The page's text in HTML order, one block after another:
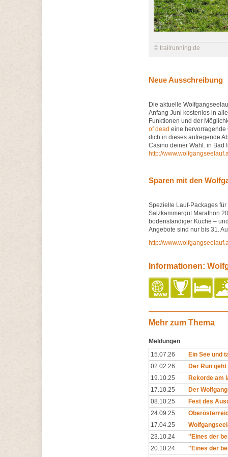
© trailrunning.de
Neue Ausschreibung
Die aktuelle
Anfang Juni kostenlos in
Funktionen und der
of dead eine hervorragende
dich in dieses aufregende
Casino deiner Wahl. in Bad
http://
Sparen mit den
Spezielle Lauf‐Packages
Salzkammergut Marathon
bodenständiger Küche –
Angebote sind nur bis 31.
http://
Informationen:
Mehr zum Thema
Meldungen
15.07.26
Ein See und
02.02.26
Der Run
19.10.25
Rekorde am
17.10.25
Der
08.10.25
Fest des
24.09.25
17.04.25
23.10.24
''Eines der
20.10.24
''Eines der